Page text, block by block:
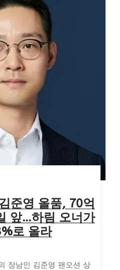
준영 올품, 70억
앞…하림 오너가
로 올라
장남인 김준영 팬오션 상